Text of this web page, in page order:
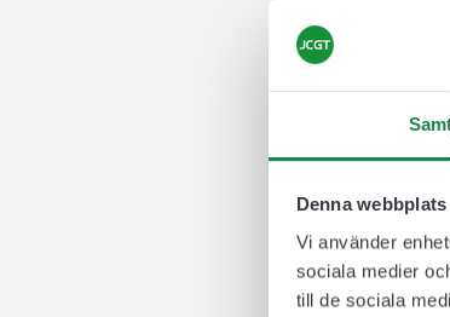
Denna
Vi använder
sociala medier
till de sociala
Motivet
för att de
byta plats.
lärare och